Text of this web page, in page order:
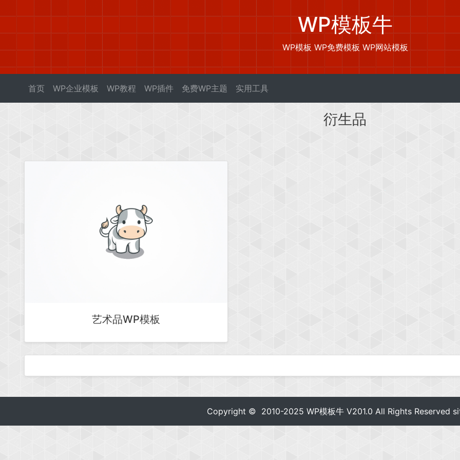
WP模板牛
WP模板 WP免费模板 WP网站模板
首页 WP企业模板 WP教程 WP插件 免费WP主题 实用工具
衍生品
艺术品WP模板
Copyright © 2010-2025 WP模板牛V201.0 All Rights Reserved